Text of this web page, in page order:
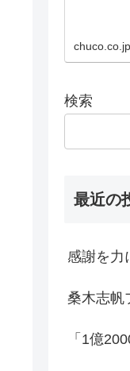
chuco.co.jp
検索
最近の
感謝を力
桑木志帆
「1億